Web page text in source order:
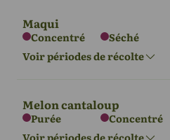
Amérique du
Nord
Amérique du
Sud
Asie Afrique
Maqui
Concentré
Séché
Voir périodes de récolte
Amérique du
Melon cantaloup
Purée
Concentré
Voir périodes de récolte